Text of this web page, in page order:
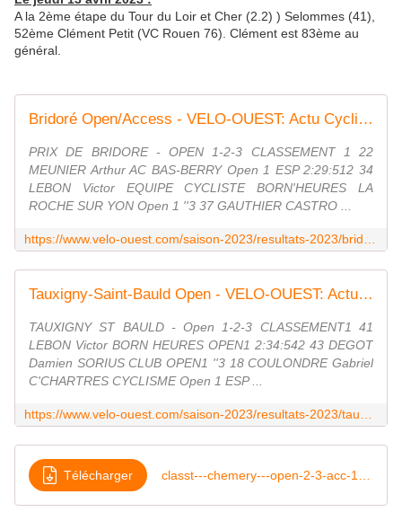
A la 2ème étape du Tour du Loir et Cher (2.2) ) Selommes (41),
52ème Clément Petit (VC Rouen 76). Clément est 83ème au
général.
Bridoré Open/Access - VELO-OUEST: Actu Cyclisme Pays-de-la-Loire & Bretagne - Vélo-Ouest
PRIX DE BRIDORE - OPEN 1-2-3 CLASSEMENT 1 22
MEUNIER Arthur AC BAS-BERRY Open 1 ESP 2:29:512 34
LEBON Victor EQUIPE CYCLISTE BORN'HEURES LA
ROCHE SUR YON Open 1 ''3 37 GAUTHIER CASTRO ...
Tauxigny-Saint-Bauld Open - VELO-OUEST: Actu Cyclisme Pays-de-la-Loire & Bretagne - Vélo-Ouest
TAUXIGNY ST BAULD - Open 1-2-3 CLASSEMENT1 41
LEBON Victor BORN HEURES OPEN1 2:34:542 43 DEGOT
Damien SORIUS CLUB OPEN1 ''3 18 COULONDRE Gabriel
C'CHARTRES CYCLISME Open 1 ESP ...
Télécharger